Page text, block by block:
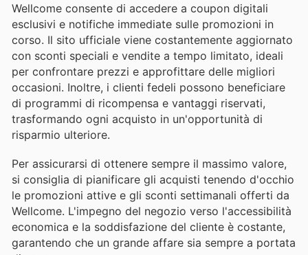
Wellcome consente di accedere a coupon digitali
esclusivi e notifiche immediate sulle promozioni in
corso. Il sito ufficiale viene costantemente aggiornato
con sconti speciali e vendite a tempo limitato, ideali
per confrontare prezzi e approfittare delle migliori
occasioni. Inoltre, i clienti fedeli possono beneficiare
di programmi di ricompensa e vantaggi riservati,
trasformando ogni acquisto in un'opportunità di
risparmio ulteriore.
Per assicurarsi di ottenere sempre il massimo valore,
si consiglia di pianificare gli acquisti tenendo d'occhio
le promozioni attive e gli sconti settimanali offerti da
Wellcome. L'impegno del negozio verso l'accessibilità
economica e la soddisfazione del cliente è costante,
garantendo che un grande affare sia sempre a portata